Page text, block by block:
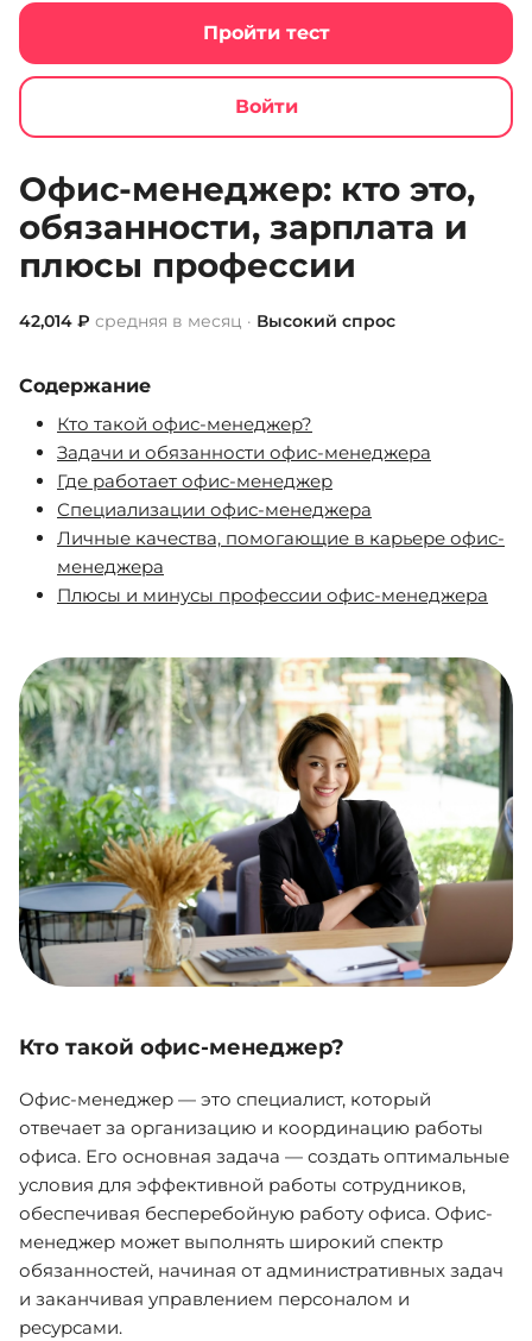
Пройти тест
Войти
Офис-менеджер: кто это,
обязанности, зарплата и
плюсы профессии
42,014 ₽ средняя в месяц · Высокий спрос
Содержание
Кто такой офис-менеджер?
Задачи и обязанности офис-менеджера
Где работает офис-менеджер
Специализации офис-менеджера
Личные качества, помогающие в карьере офис-
менеджера
Плюсы и минусы профессии офис-менеджера
Кто такой офис-менеджер?
Офис-менеджер — это специалист, который
отвечает за организацию и координацию работы
офиса. Его основная задача — создать оптимальные
условия для эффективной работы сотрудников,
обеспечивая бесперебойную работу офиса. Офис-
менеджер может выполнять широкий спектр
обязанностей, начиная от административных задач
и заканчивая управлением персоналом и
ресурсами.